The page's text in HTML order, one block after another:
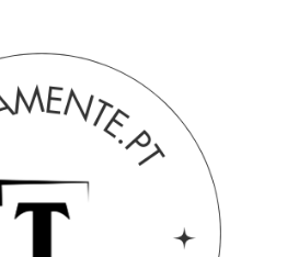
em azeite em conserva